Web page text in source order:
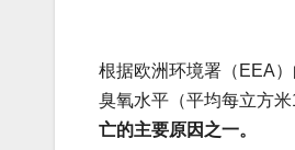
根据欧洲环境署（EEA
臭氧水平（平均每立方
亡的主要原因之一。